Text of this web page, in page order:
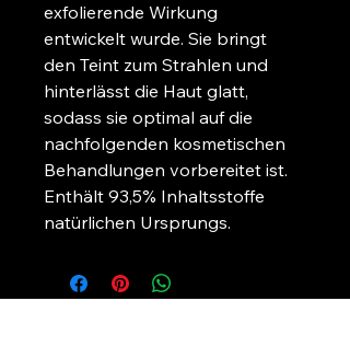
exfolierende Wirkung
entwickelt wurde. Sie bringt
den Teint zum Strahlen und
hinterlässt die Haut glatt,
sodass sie optimal auf die
nachfolgenden kosmetischen
Behandlungen vorbereitet ist.
Enthält 93,5% Inhaltsstoffe
natürlichen Ursprungs.